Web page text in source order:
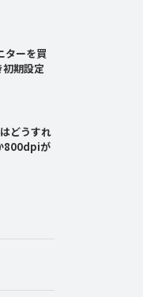
ーを買
期設定
どうすれ
800dpiが